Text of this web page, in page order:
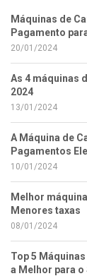
Máquinas de
Pagamento
20/01/2024
As 4 máquinas
2024
13/01/2024
A Máquina de
Pagamentos
10/01/2024
Melhor
Menores taxas
08/01/2024
Top 5
a Melhor para o